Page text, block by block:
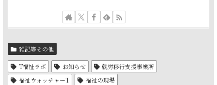
雑記等その他
T福祉ラボ お知らせ
就労移行支援事業所
福祉ウォッチャーT
福祉の現場